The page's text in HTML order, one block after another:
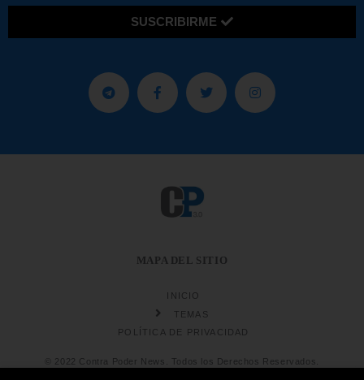
SUSCRIBIRME
MAPA DEL SITIO
INICIO
TEMAS
POLÍTICA DE PRIVACIDAD
© 2022 Contra Poder News. Todos los Derechos Reservados.